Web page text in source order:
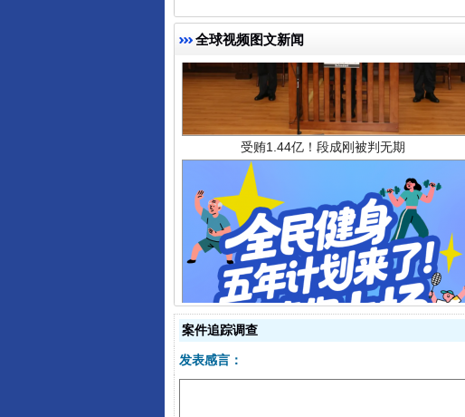
全球视频图文新闻
全民健身五年计划来了！等你上场
案件追踪调查
发表感言：